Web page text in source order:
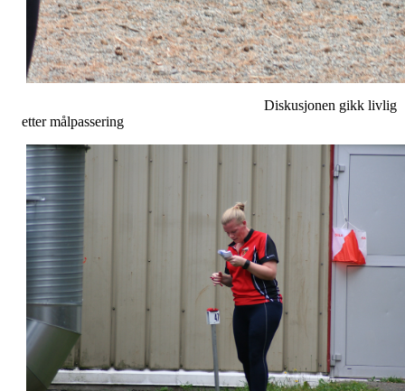
Diskusjonen gikk livlig
etter målpassering